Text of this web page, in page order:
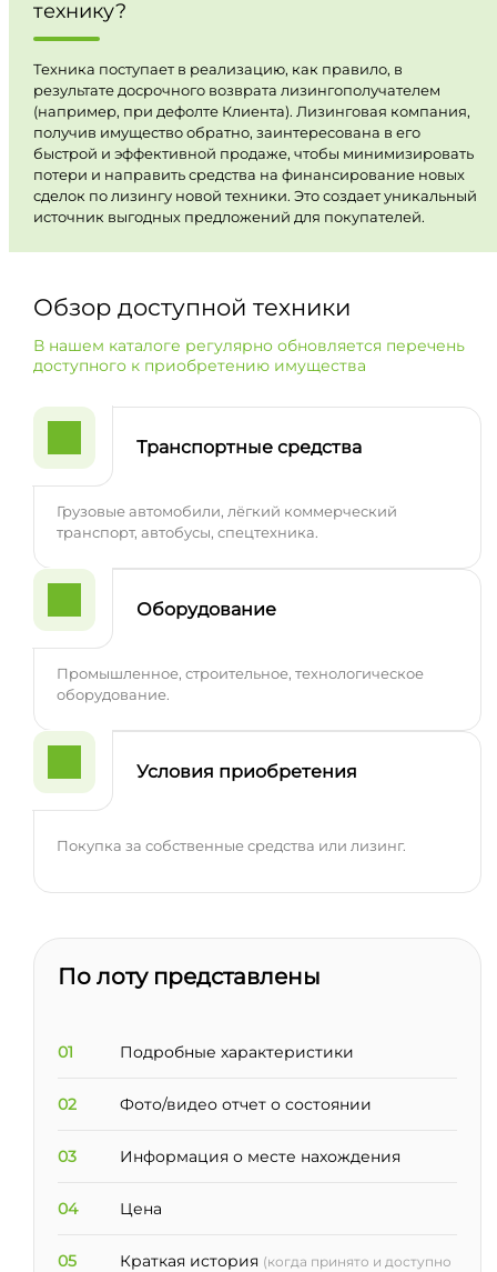
технику?
Техника поступает в реализацию, как правило, в
результате досрочного возврата лизингополучателем
(например, при дефолте Клиента). Лизинговая компания,
получив имущество обратно, заинтересована в его
быстрой и эффективной продаже, чтобы минимизировать
потери и направить средства на финансирование новых
сделок по лизингу новой техники. Это создает уникальный
источник выгодных предложений для покупателей.
Обзор доступной техники
В нашем каталоге регулярно обновляется перечень
доступного к приобретению имущества
Транспортные средства
Грузовые автомобили, лёгкий коммерческий
транспорт, автобусы, спецтехника.
Оборудование
Промышленное, строительное, технологическое
оборудование.
Условия приобретения
Покупка за собственные средства или лизинг.
По лоту представлены
01 Подробные характеристики
02 Фото/видео отчет о состоянии
03 Информация о месте нахождения
04 Цена
05 Краткая история (когда принято и доступно